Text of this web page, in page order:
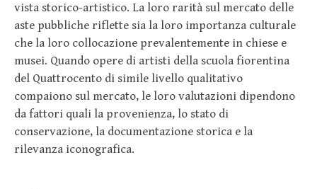
vista storico-artistico. La loro rarità sul mercato delle
aste pubbliche riflette sia la loro importanza culturale
che la loro collocazione prevalentemente in chiese e
musei. Quando opere di artisti della scuola fiorentina
del Quattrocento di simile livello qualitativo
compaiono sul mercato, le loro valutazioni dipendono
da fattori quali la provenienza, lo stato di
conservazione, la documentazione storica e la
rilevanza iconografica.